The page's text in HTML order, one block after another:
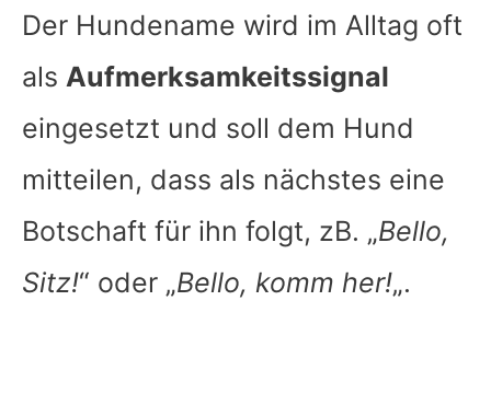
Der Hundename wird im Alltag oft
als Aufmerksamkeitssignal
eingesetzt und soll dem Hund
mitteilen, dass als nächstes eine
Botschaft für ihn folgt, zB. „Bello,
Sitz!“ oder „Bello, komm her!„.